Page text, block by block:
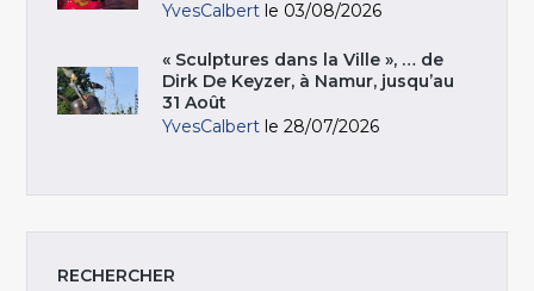
YvesCalbert le 03/08/2026
« Sculptures dans la Ville », … de
Dirk De Keyzer, à Namur, jusqu’au
31 Août
YvesCalbert le 28/07/2026
RECHERCHER